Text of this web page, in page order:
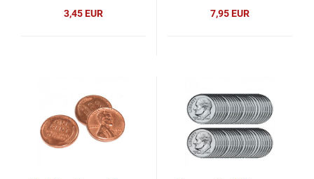
3,45 EUR 7,95 EUR